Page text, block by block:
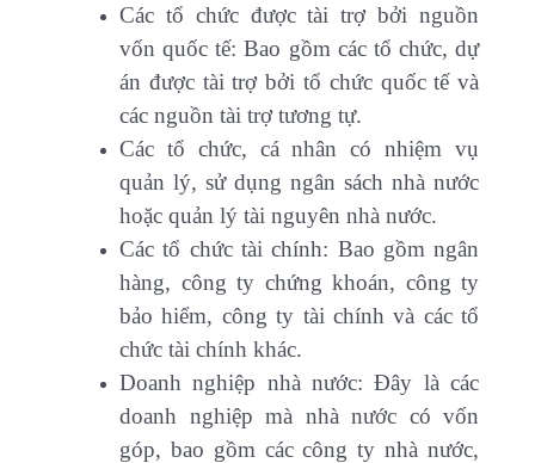
Các tổ chức được tài trợ bởi nguồn
vốn quốc tế: Bao gồm các tổ chức, dự
án được tài trợ bởi tổ chức quốc tế và
các nguồn tài trợ tương tự.
Các tổ chức, cá nhân có nhiệm vụ
quản lý, sử dụng ngân sách nhà nước
hoặc quản lý tài nguyên nhà nước.
Các tổ chức tài chính: Bao gồm ngân
hàng, công ty chứng khoán, công ty
bảo hiểm, công ty tài chính và các tổ
chức tài chính khác.
Doanh nghiệp nhà nước: Đây là các
doanh nghiệp mà nhà nước có vốn
góp, bao gồm các công ty nhà nước,